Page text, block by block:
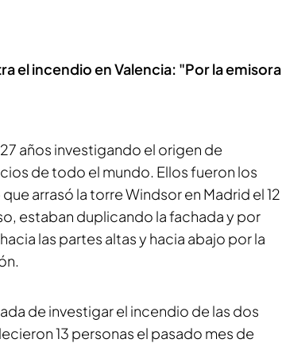
el incendio en Valencia: "Por la emisora
años investigando el origen de
de todo el mundo. Ellos fueron los
arrasó la torre Windsor en Madrid el 12
estaban duplicando la fachada y por
las partes altas y hacia abajo por la
de investigar el incendio de las dos
13 personas el pasado mes de